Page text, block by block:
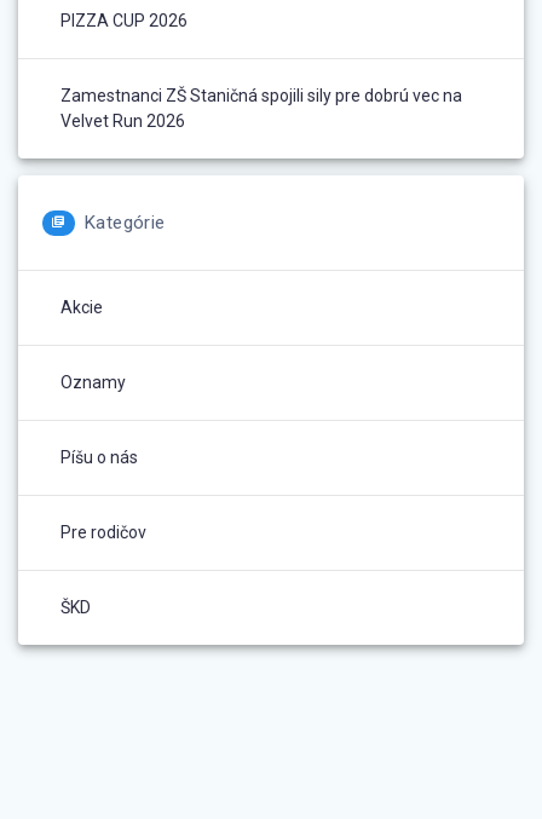
PIZZA CUP 2026
Zamestnanci ZŠ Staničná spojili sily pre dobrú vec na
Velvet Run 2026
Kategórie
Akcie
Oznamy
Píšu o nás
Pre rodičov
ŠKD